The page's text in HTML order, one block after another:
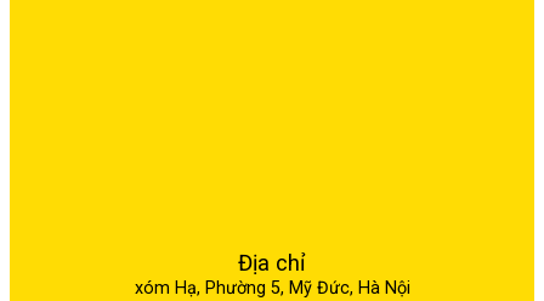
Địa chỉ
xóm Hạ, Phường 5, Mỹ Đức, Hà Nội